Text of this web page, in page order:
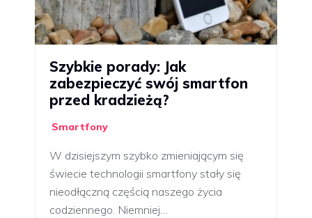
Szybkie porady: Jak
zabezpieczyć swój smartfon
przed kradzieżą?
Smartfony
W dzisiejszym szybko zmieniającym się
świecie technologii smartfony stały się
nieodłączną częścią naszego życia
codziennego. Niemniej…